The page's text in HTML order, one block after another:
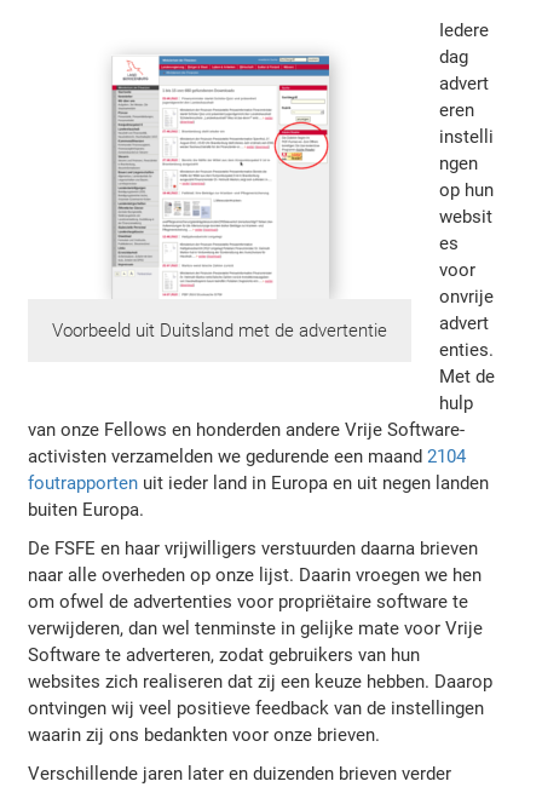
Voorbeeld uit Duitsland met de advertentie
Iedere
dag
advert
eren
instelli
ngen
op hun
websit
es
voor
onvrije
advert
enties.
Met de
hulp
van onze Fellows en honderden andere Vrije Software-
activisten verzamelden we gedurende een maand2104
foutrapporten uit ieder land in Europa en uit negen landen
buiten Europa.
De FSFE en haar vrijwilligers verstuurden daarna brieven
naar alle overheden op onze lijst. Daarin vroegen we hen
om ofwel de advertenties voor propriëtaire software te
verwijderen, dan wel tenminste in gelijke mate voor Vrije
Software te adverteren, zodat gebruikers van hun
websites zich realiseren dat zij een keuze hebben. Daarop
ontvingen wij veel positieve feedback van de instellingen
waarin zij ons bedankten voor onze brieven.
Verschillende jaren later en duizenden brieven verder